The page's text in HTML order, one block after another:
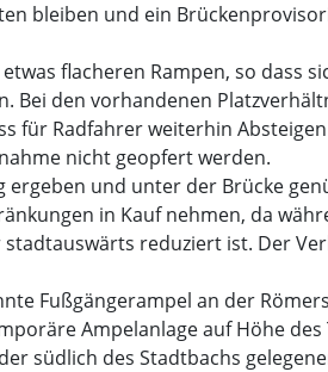
bleiben und ein
flacheren Rampen, so dass
den vorhandenen
für Radfahrer weiterhin
nicht geopfert werden.
und unter der Brücke
in Kauf nehmen, da
reduziert ist. Der
Fußgängerampel an der
Ampelanlage auf Höhe
südlich des Stadtbachs